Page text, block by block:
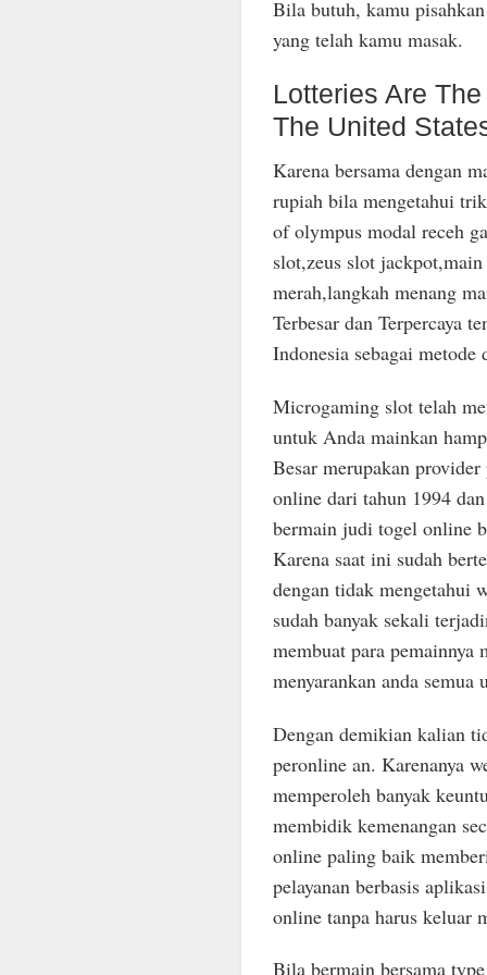
Bila butuh, kamu
yang telah kamu masak.
Lotteries Are
The United
Karena bersama dengan
rupiah bila mengetahui
of olympus modal receh
slot,zeus slot
merah,langkah menang
Terbesar dan Terpercaya
Indonesia sebagai
Microgaming slot telah
untuk Anda mainkan
Besar merupakan
online dari tahun 1994
bermain judi togel online
Karena saat ini sudah
dengan tidak mengetahui
sudah banyak sekali
membuat para
menyarankan anda
Dengan demikian kalian
peronline an. Karenanya
memperoleh banyak
membidik kemenangan
online paling baik
pelayanan berbasis
online tanpa harus keluar
Bila bermain bersama